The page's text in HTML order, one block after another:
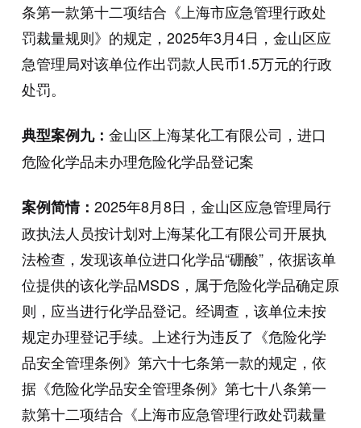
条第一款第十二项结合《上海市应急管理行政处
罚裁量规则》的规定，2025年3月4日，金山区应
急管理局对该单位作出罚款人民币1.5万元的行政
处罚。
典型案例九： 金山区上海某化工有限公司，进口
危险化学品未办理危险化学品登记案
案例简情： 2025年8月8日，金山区应急管理局行
政执法人员按计划对上海某化工有限公司开展执
法检查，发现该单位进口化学品“硼酸”，依据该单
位提供的该化学品MSDS，属于危险化学品确定原
则，应当进行化学品登记。经调查，该单位未按
规定办理登记手续。上述行为违反了《危险化学
品安全管理条例》第六十七条第一款的规定，依
据《危险化学品安全管理条例》第七十八条第一
款第十二项结合《上海市应急管理行政处罚裁量